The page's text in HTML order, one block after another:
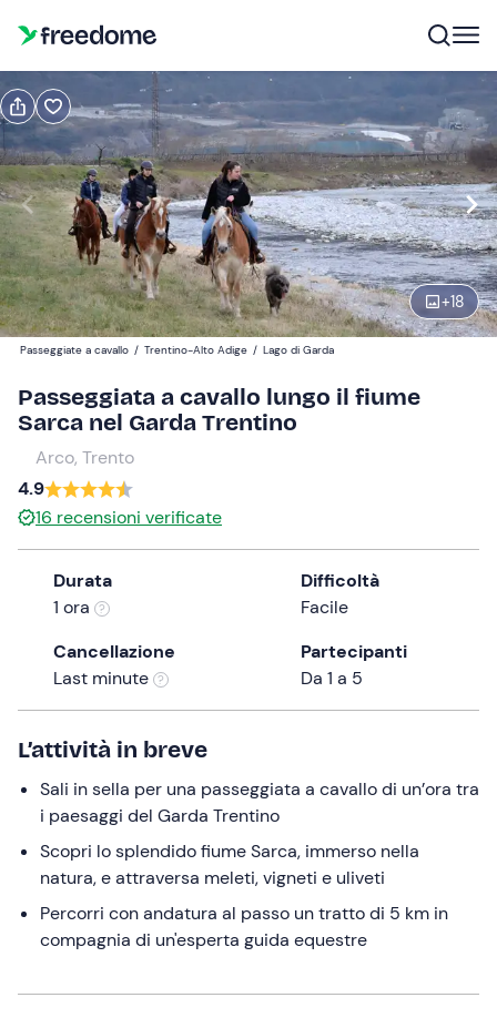
+18
Prenota
Navigate
forward
to
interact
with
the
calendar
and
select
date.
Press
the
question
mark
keyboard
shortcuts
for
changing
dates.
Modifica
08:00 Modifica
Partecipanti
35 €
1
Passeggiate a cavallo / Trentino-Alto Adige / Lago di Garda
Passeggiata a cavallo lungo il fiume
Sarca nel Garda Trentino
Arco, Trento
4.9
16 recensioni verificate
Durata
1 ora
Difficoltà
Facile
Cancellazione
Last minute
Partecipanti
Da 1 a 5
L’attività in breve
Sali in sella per una passeggiata a cavallo di un’ora tra
i paesaggi del Garda Trentino
Scopri lo splendido fiume Sarca, immerso nella
natura, e attraversa meleti, vigneti e uliveti
Percorri con andatura al passo un tratto di 5 km in
compagnia di un'esperta guida equestre